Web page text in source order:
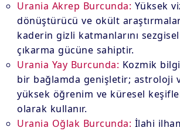
Urania Akrep Burcunda: Yüksek
dönüştürücü ve okült
kaderin gizli katmanlarını
çıkarma gücüne sahiptir.
Urania Yay Burcunda: Kozmik
bir bağlamda genişletir; astroloji
yüksek öğrenim ve küresel
olarak kullanır.
Urania Oğlak Burcunda: İlahi